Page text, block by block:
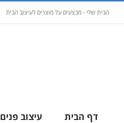
הבית שלי - מבצעים על מוצרים לעיצוב הבית
דף הבית עיצוב פנים